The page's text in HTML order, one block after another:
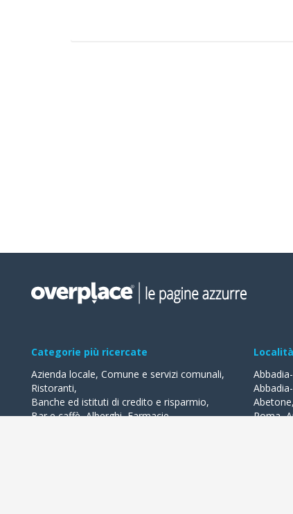
Categorie più ricercate
Azienda locale, Comune e servizi comunali,
Ristoranti,
Banche ed istituti di credito e risparmio,
Bar e caffè,Alberghi,Farmacie,
Abetone,
Roma,